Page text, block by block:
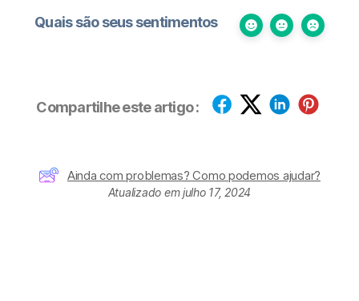
Quais são seus sentimentos
Compartilhe este artigo :
Ainda com problemas? Como podemos ajudar?
Atualizado em julho 17, 2024